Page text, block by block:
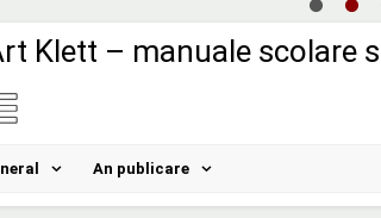
Klett – manuale scolare
An publicare